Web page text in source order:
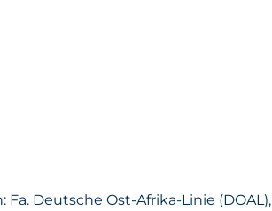
Deutsche Ost-Afrika-Linie (DOAL),